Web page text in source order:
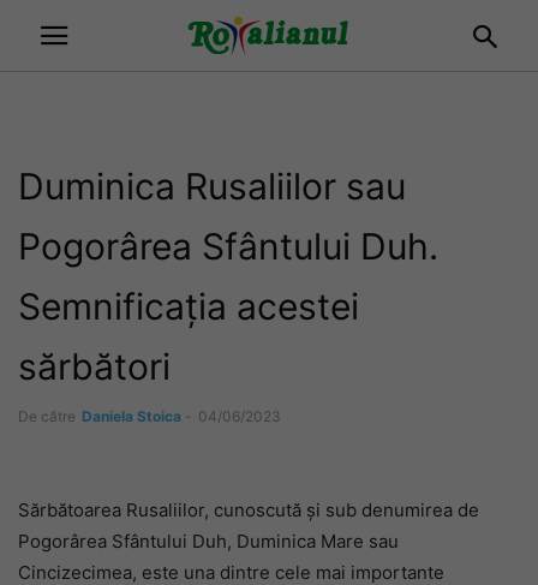
Duminica Rusaliilor sau
Pogorârea Sfântului Duh.
Semnificația acestei
sărbători
De către Daniela Stoica - 04/06/2023
Sărbătoarea Rusaliilor, cunoscută și sub denumirea de
Pogorârea Sfântului Duh, Duminica Mare sau
Cincizecimea, este una dintre cele mai importante